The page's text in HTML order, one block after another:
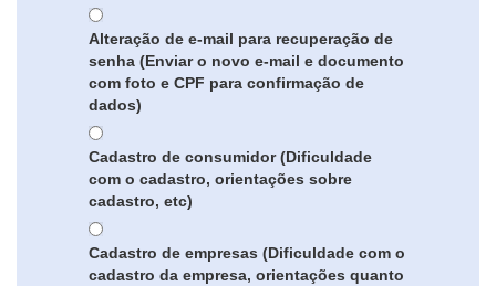
Alteração de e-mail para recuperação de
senha (Enviar o novo e-mail e documento
com foto e CPF para confirmação de
dados)
Cadastro de consumidor (Dificuldade
com o cadastro, orientações sobre
cadastro, etc)
Cadastro de empresas (Dificuldade com o
cadastro da empresa, orientações quanto